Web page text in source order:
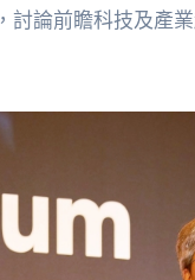
論前瞻科技及產